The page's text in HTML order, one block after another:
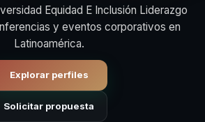
Equidad E Inclusión Liderazgo
y eventos corporativos en
Latinoamérica.
Explorar perfiles
Solicitar propuesta